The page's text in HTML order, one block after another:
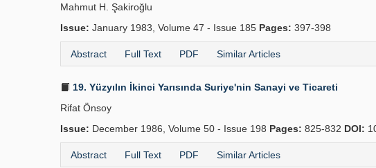
Mahmut H. Şakiroğlu
Issue: January 1983, Volume 47 - Issue 185 Pages: 397-398
Abstract Full Text PDF Similar Articles
19. Yüzyılın İkinci Yarısında Suriye'nin Sanayi ve Ticareti
Rifat Önsoy
Issue: December 1986, Volume 50 - Issue 198 Pages: 825-832 DOI:
Abstract Full Text PDF Similar Articles